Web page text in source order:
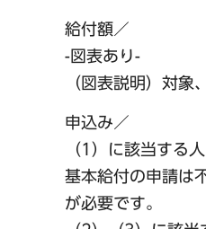
給付額／
-図表あり-
（図表説明）対象
申込み／
（1）に該当する人
基本給付の申請は
が必要です。